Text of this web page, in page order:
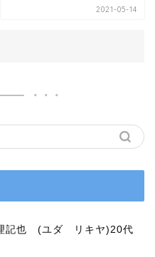
2021-05-14
記也 (ユダ リキヤ)20代